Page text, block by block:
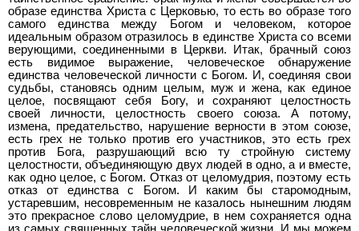
образе единства Христа с Церковью, то есть во образе того
самого единства между Богом и человеком, которое
идеальным образом отразилось в единстве Христа со всеми
верующими, соединенными в Церкви. Итак, брачный союз
есть видимое выражение, человеческое обнаружение
единства человеческой личности с Богом. И, соединяя свои
судьбы, становясь одним целым, муж и жена, как единое
целое, посвящают себя Богу, и сохраняют целостность
своей личности, целостность своего союза. А потому,
измена, предательство, нарушение верности в этом союзе,
есть грех не только против его участников, это есть грех
против Бога, разрушающий всю ту стройную систему
целостности, объединяющую двух людей в одно, а и вместе,
как одно целое, с Богом. Отказ от целомудрия, поэтому есть
отказ от единства с Богом. И каким бы старомодным,
устаревшим, несовременным не казалось нынешним людям
это прекрасное слово целомудрие, в нем сохраняется одна